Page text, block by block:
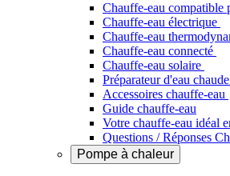
Chauffe-eau compatible
Chauffe-eau électrique
Chauffe-eau
Chauffe-eau connecté
Chauffe-eau solaire
Préparateur d'eau
Accessoires chauffe-eau
Guide chauffe-eau
Votre chauffe-eau idéal
Questions / Réponses
Pompe à chaleur